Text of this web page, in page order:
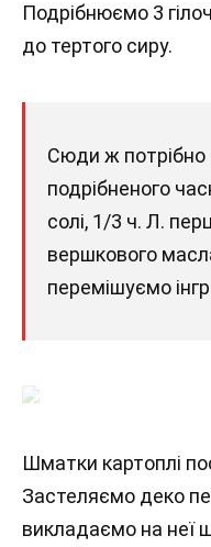
Подрібнюємо 3
до тертого сиру.
Сюди ж потрібно
подрібненого
солі, 1/3 ч. Л.
вершкового
перемішуємо
Шматки картоплі
Застеляємо деко
викладаємо на неї